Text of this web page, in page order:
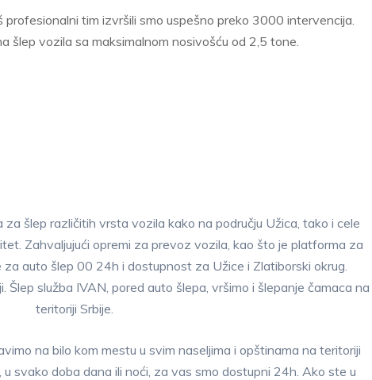
tim izvršili smo uspešno preko 3000 intervencija.
šlep vozila sa maksimalnom nosivošću od 2,5 tone.
za šlep različitih vrsta vozila kako na području Užica, tako i cele
Zahvaljujući opremi za prevoz vozila, kao što je platforma za
auto šlep 00 24h i dostupnost za Užice i Zlatiborski okrug.
Šlep služba IVAN, pored auto šlepa, vršimo i šlepanje čamaca na
teritoriji Srbije.
na bilo kom mestu u svim naseljima i opštinama na teritoriji
svako doba dana ili noći, za vas smo dostupni 24h. Ako ste u